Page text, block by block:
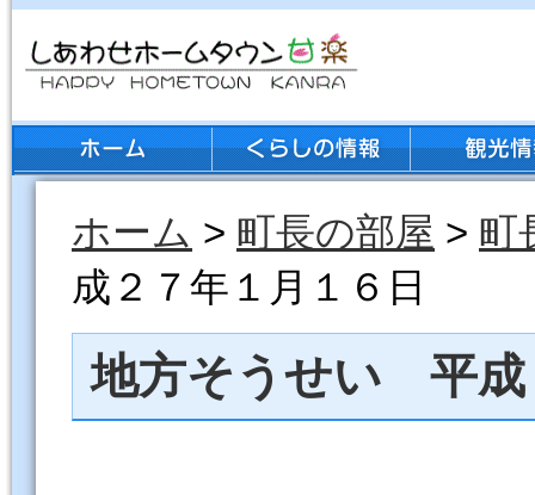
ホーム > 町長の部屋 > 町
成２７年１月１６日
地方そうせい 平成